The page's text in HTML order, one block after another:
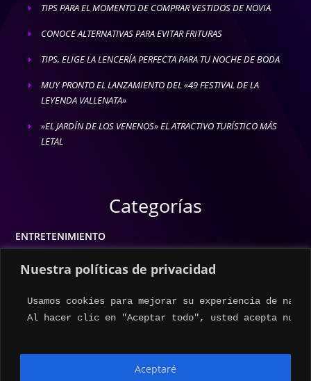
Nuestra políticas de privacidad
Usamos cookies para mejorar su experiencia de
Al hacer clic en "Aceptar todo", usted acepta
Aceptaré
E TIPS PARA EL MOMENTO DE COMPRAR VESTIDOS DE NOVIA
E CONOCE ALTERNATIVAS PARA EVITAR FRITURAS
E TIPS, ELIGE LA LENCERÍA PERFECTA PARA TU NOCHE DE BODA
E
MUY PRONTO EL LANZAMIENTO DEL «49 FESTIVAL DE LA
LEYENDA VALLENATA»
E
»EL JARDÍN DE LOS VENENOS» EL ATRACTIVO TURÍSTICO MÁS
LETAL
Categorías
ENTRETENIMIENTO
ESTILO DE VIDA